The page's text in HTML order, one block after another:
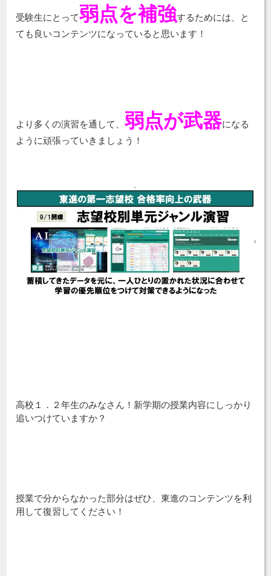
受験生にとって弱点を補強するためには、と
ても良いコンテンツになっていると思います！
より多くの演習を通して、弱点が武器になる
ように頑張っていきましょう！
高校１．２年生のみなさん！新学期の授業内容にしっかり
追いつけていますか？
授業で分からなかった部分はぜひ、東進のコンテンツを利
用して復習してください！